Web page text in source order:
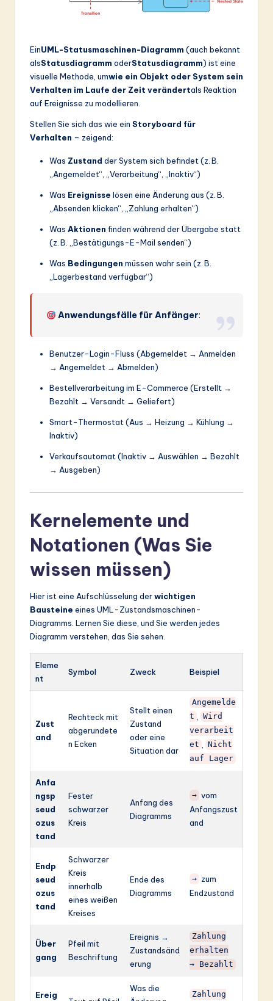
EinUML-Statusmaschinen-Diagramm (auch bekannt
alsStatusdiagramm oderStatusdiagramm) ist eine
visuelle Methode, umwie ein Objekt oder System sein
Verhalten im Laufe der Zeit verändertals Reaktion
auf Ereignisse zu modellieren.
Stellen Sie sich das wie ein Storyboard für
Verhalten – zeigend:
Was Zustand der System sich befindet (z. B.
„Angemeldet“, „Verarbeitung“, „Inaktiv“)
Was Ereignisse lösen eine Änderung aus (z. B.
„Absenden klicken“, „Zahlung erhalten“)
Was Aktionen finden während der Übergabe statt
(z. B. „Bestätigungs-E-Mail senden“)
Was Bedingungen müssen wahr sein (z. B.
„Lagerbestand verfügbar“)
Anwendungsfälle für Anfänger:
Benutzer-Login-Fluss (Abgemeldet → Anmelden
→ Angemeldet → Abmelden)
Bestellverarbeitung im E-Commerce (Erstellt →
Bezahlt → Versandt → Geliefert)
Smart-Thermostat (Aus → Heizung → Kühlung →
Inaktiv)
Verkaufsautomat (Inaktiv → Auswählen → Bezahlt
→ Ausgeben)
Kernelemente und
Notationen (Was Sie
wissen müssen)
Hier ist eine Aufschlüsselung derwichtigen
Bausteine eines UML-Zustandsmaschinen-
Diagramms. Lernen Sie diese, und Sie werden jedes
Diagramm verstehen, das Sie sehen.
Eleme
nt
Symbol Zweck Beispiel
Zust
and
Rechteck mit
abgerundete
n Ecken
Stellt einen
Zustand
oder eine
Situation dar
Angemelde
t
Wird
verarbeit
et
Nicht
auf Lager
Anfa
ngsp
seud
ozus
tand
Fester
schwarzer
Kreis
Anfang des
Diagramms
→ vom
Anfangszust
and
Endp
seud
ozus
tand
Schwarzer
Kreis
innerhalb
eines weißen
Kreises
Ende des
Diagramms
→ zum
Endzustand
Über
gang
Pfeil mit
Beschriftung
Ereignis →
Zustandsänd
erung
Zahlung
erhalten
→ Bezahlt
Ereig
Was die
Zahlung